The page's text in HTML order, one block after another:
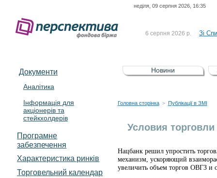
неділя, 09 серпня 2026, 16:35
6 серпня 2026 р. Зі
5 серпня 2026 р.
Зі
UA4000232607)
4 серпня 2026 р.
До
Документи
Аналітика
Інформація для
акціонерів та
стейкхолдерів
Програмне
забезпечення
Характеристика pинків
Торговельний календар
Новини
Головна сторінка > Публікації в ЗМІ
Условия
Нацбанк решил упростить
механизм, ускоряющий
увеличить объем торгов ОВГЗ и